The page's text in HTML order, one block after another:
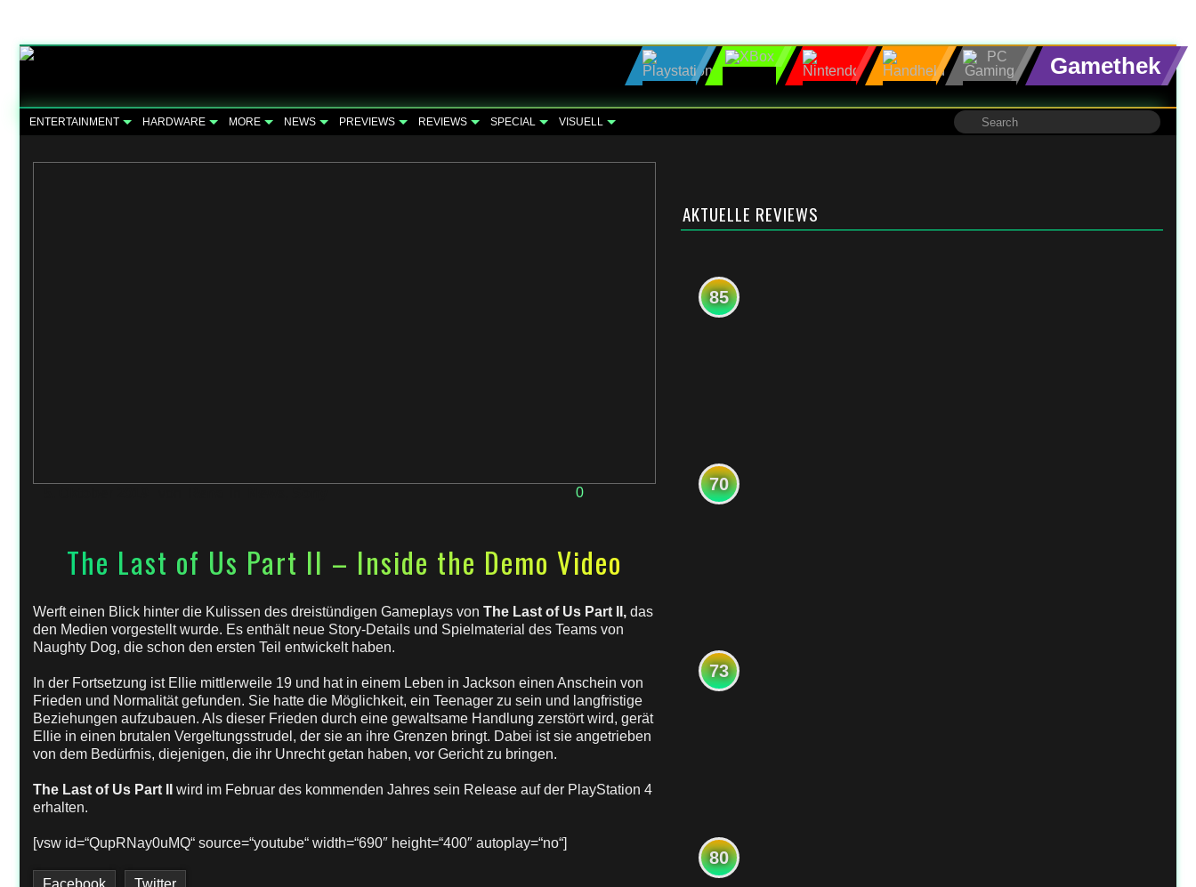
Gamethek
ENTERTAINMENT HARDWARE MORE NEWS PREVIEWS REVIEWS SPECIAL VISUELL
0
The Last of Us Part II – Inside the Demo Video
Werft einen Blick hinter die Kulissen des dreistündigen Gameplays von The Last of Us Part II, das
den Medien vorgestellt wurde. Es enthält neue Story-Details und Spielmaterial des Teams von
Naughty Dog, die schon den ersten Teil entwickelt haben.
In der Fortsetzung ist Ellie mittlerweile 19 und hat in einem Leben in Jackson einen Anschein von
Frieden und Normalität gefunden. Sie hatte die Möglichkeit, ein Teenager zu sein und langfristige
Beziehungen aufzubauen. Als dieser Frieden durch eine gewaltsame Handlung zerstört wird, gerät
Ellie in einen brutalen Vergeltungsstrudel, der sie an ihre Grenzen bringt. Dabei ist sie angetrieben
von dem Bedürfnis, diejenigen, die ihr Unrecht getan haben, vor Gericht zu bringen.
The Last of Us Part II wird im Februar des kommenden Jahres sein Release auf der PlayStation 4
erhalten.
[vsw id=“QupRNay0uMQ“ source=“youtube“ width=“690″ height=“400″ autoplay=“no“]
Facebook Twitter
AKTUELLE REVIEWS
85
70
73
80